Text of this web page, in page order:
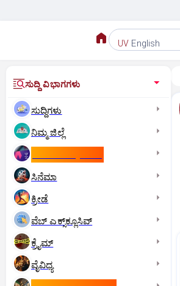
UV English
ಸುದ್ದಿ ವಿಭಾಗಗಳು
ಸುದ್ದಿಗಳು
ನಿಮ್ಮ ಜಿಲ್ಲೆ
ಸಿನೆಮಾ
ಕ್ರೀಡೆ
ವೆಬ್ ಎಕ್ಸ್‌ಕ್ಲೂಸಿವ್
ಕ್ರೈಮ್
ವೈವಿಧ್ಯ